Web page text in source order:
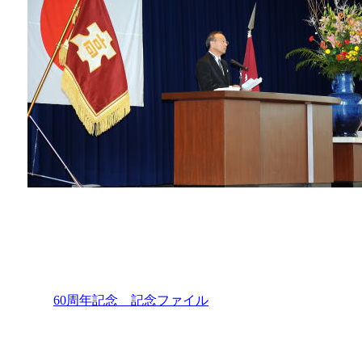
60周年記念 記念ファイル